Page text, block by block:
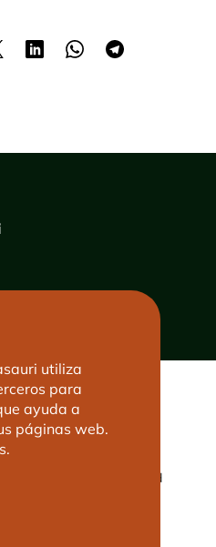
utiliza
para
ayuda a
páginas web.
LEGAL
Aviso legal
Política de privacidad